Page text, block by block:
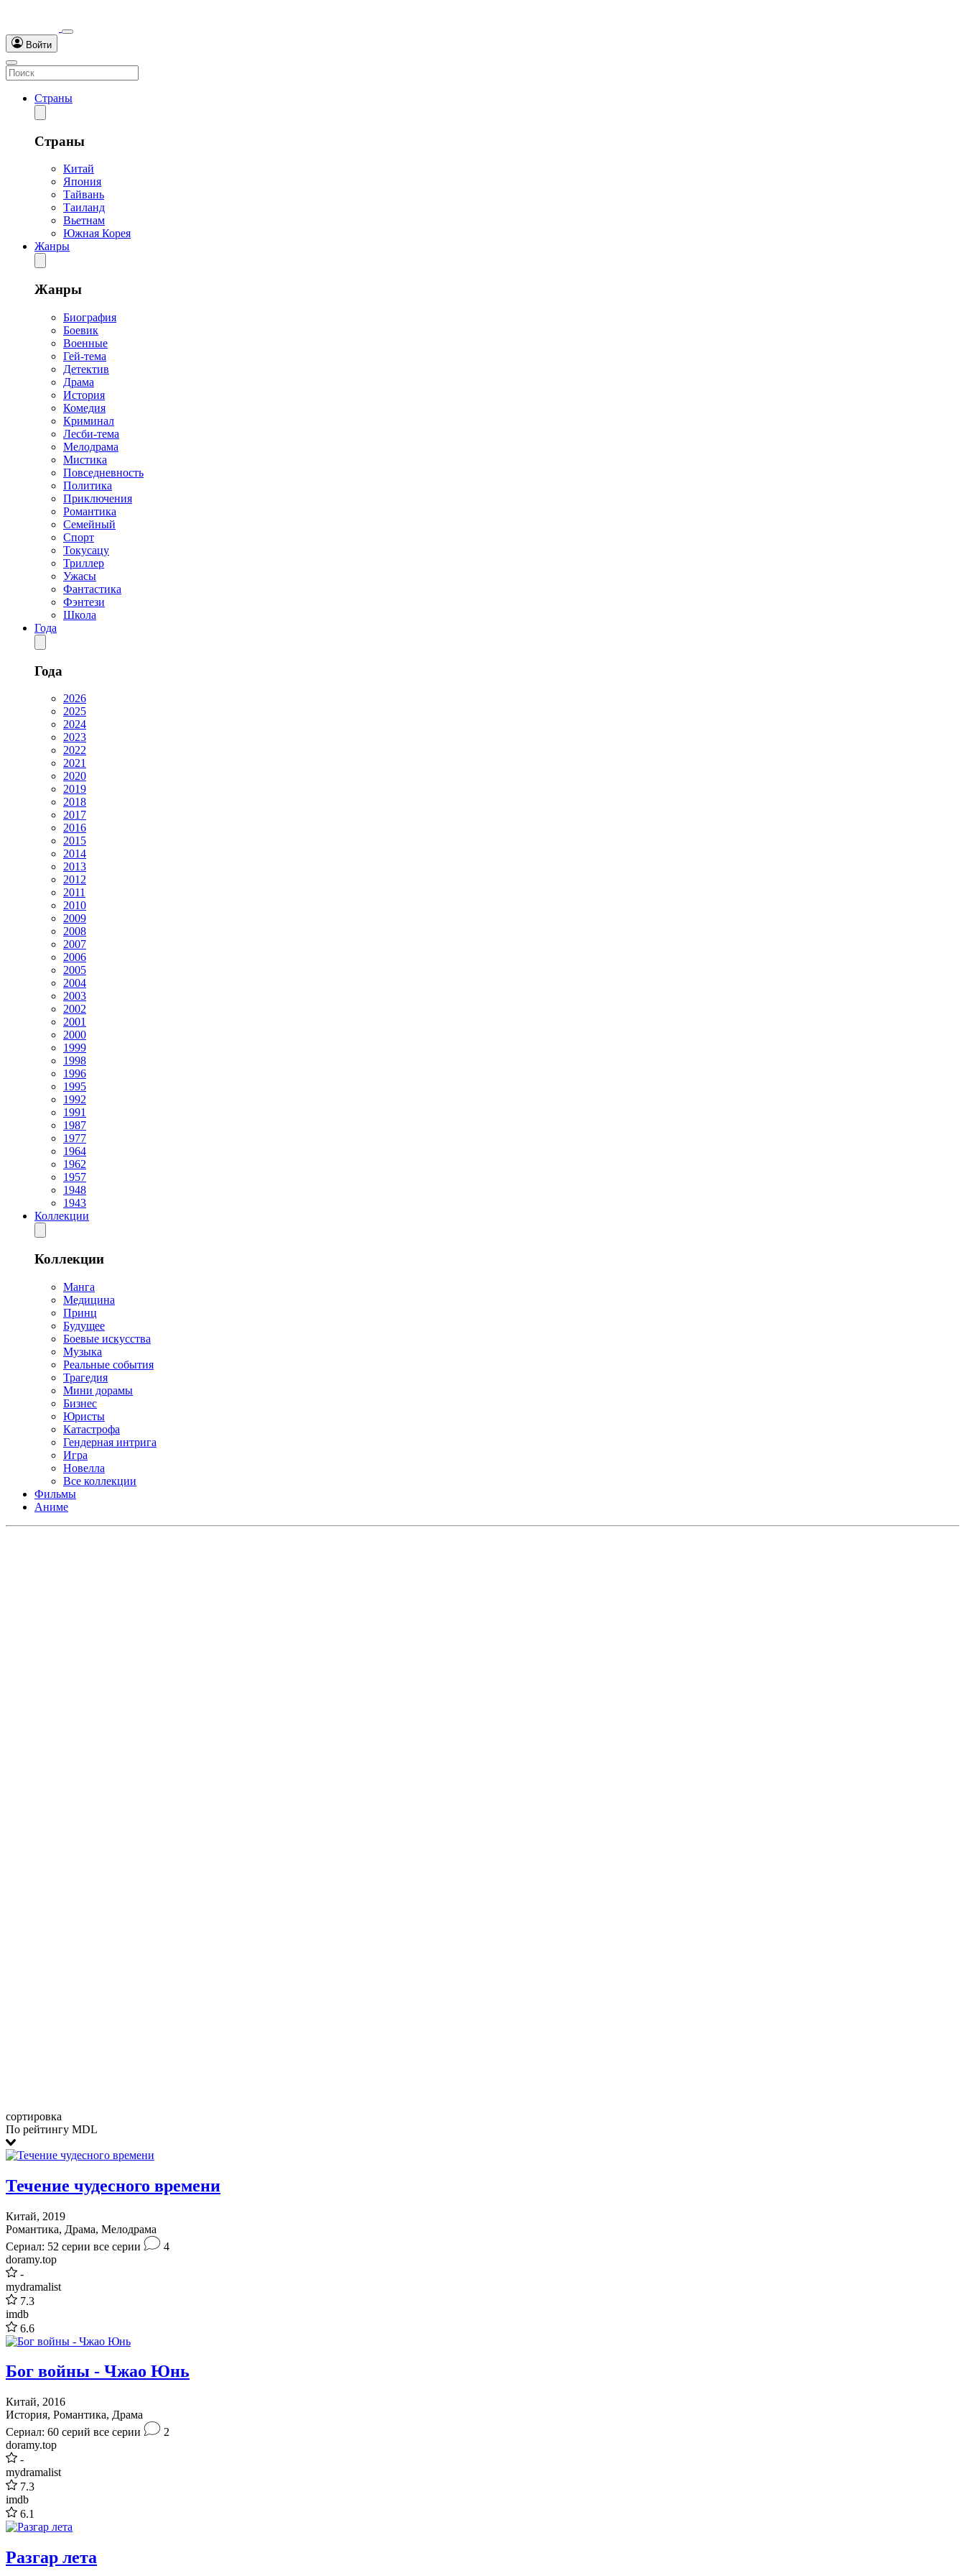
Войти
Страны
Страны
Китай
Япония
Тайвань
Таиланд
Вьетнам
Южная Корея
Жанры
Жанры
Биография
Боевик
Военные
Гей-тема
Детектив
Драма
История
Комедия
Криминал
Лесби-тема
Мелодрама
Мистика
Повседневность
Политика
Приключения
Романтика
Семейный
Спорт
Токусацу
Триллер
Ужасы
Фантастика
Фэнтези
Школа
Года
Года
2026
2025
2024
2023
2022
2021
2020
2019
2018
2017
2016
2015
2014
2013
2012
2011
2010
2009
2008
2007
2006
2005
2004
2003
2002
2001
2000
1999
1998
1996
1995
1992
1991
1987
1977
1964
1962
1957
1948
1943
Коллекции
Коллекции
Манга
Медицина
Принц
Будущее
Боевые искусства
Музыка
Реальные события
Трагедия
Мини дорамы
Бизнес
Юристы
Катастрофа
Гендерная интрига
Игра
Новелла
Все коллекции
Фильмы
Аниме
сортировка
По рейтингу MDL
Течение чудесного времени
Китай, 2019
Романтика, Драма, Мелодрама
Сериал: 52 серии все серии
4
doramy.top
-
mydramalist
7.3
imdb
6.6
Бог войны - Чжао Юнь
Китай, 2016
История, Романтика, Драма
Сериал: 60 серий все серии
2
doramy.top
-
mydramalist
7.3
imdb
6.1
Разгар лета